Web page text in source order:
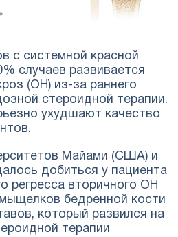
с системной красной
случаев развивается
(ОН) из-за раннего
стероидной терапии.
ухудшают качество
Майами (США) и
добиться у пациента
регресса вторичного ОН
бедренной кости
который развился на
терапии